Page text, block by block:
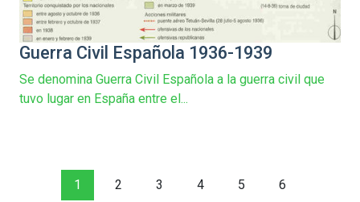
Guerra Civil Española 1936-1939
Se denomina Guerra Civil Española a la guerra civil que
tuvo lugar en España entre el...
1 2 3 4 5 6